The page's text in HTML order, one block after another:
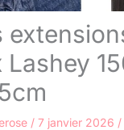
Lashey
/ 7 janvier 2026 /